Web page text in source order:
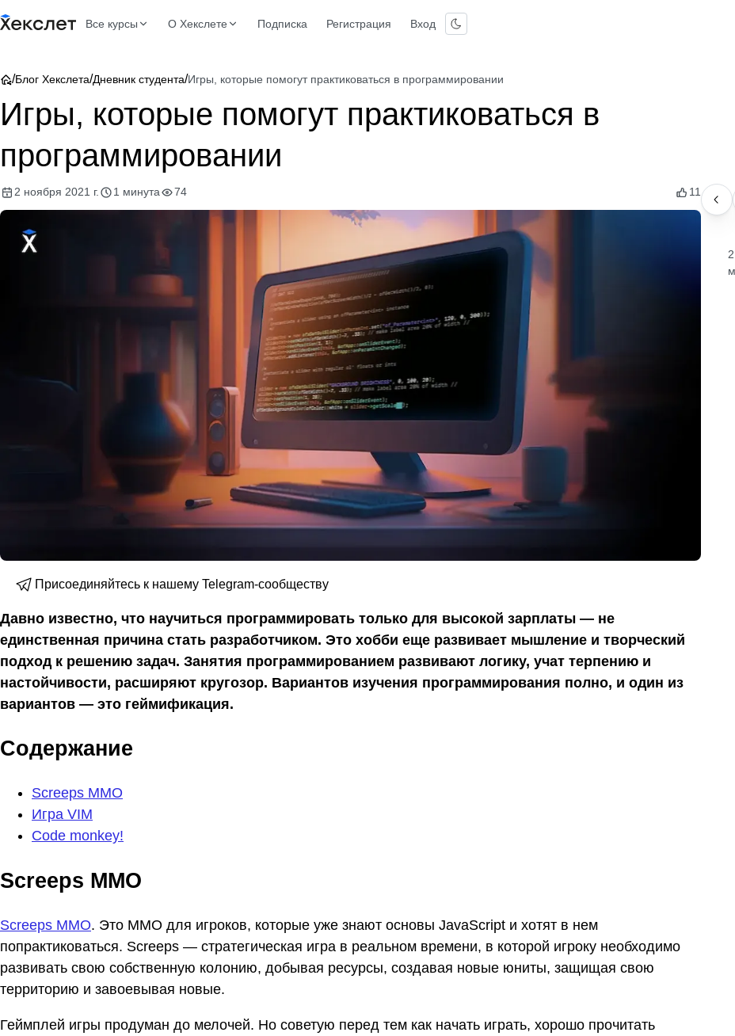
Все курсы О Хекслете Подписка Регистрация Вход
/Блог Хекслета/Дневник студента/Игры, которые помогут практиковаться в программировании
Игры, которые помогут практиковаться в
программировании
2 ноября 2021 г. 1 минута 74 11
Присоединяйтесь к нашему Telegram-сообществу
Давно известно, что научиться программировать только для высокой зарплаты — не
единственная причина стать разработчиком. Это хобби еще развивает мышление и творческий
подход к решению задач. Занятия программированием развивают логику, учат терпению и
настойчивости, расширяют кругозор. Вариантов изучения программирования полно, и один из
вариантов — это геймификация.
Содержание
Screeps MMO
Игра VIM
Code monkey!
Screeps MMO
Screeps MMO. Это MMO для игроков, которые уже знают основы JavaScript и хотят в нем
попрактиковаться. Screeps — стратегическая игра в реальном времени, в которой игроку необходимо
развивать свою собственную колонию, добывая ресурсы, создавая новые юниты, защищая свою
территорию и завоевывая новые.
Геймплей игры продуман до мелочей. Но советую перед тем как начать играть, хорошо прочитать
2